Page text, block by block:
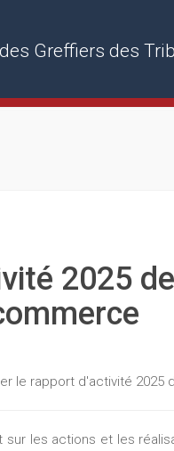
Greffiers des
2025
le rapport d'activité 2025
les actions et les